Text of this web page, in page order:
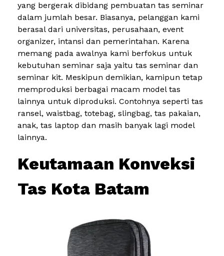
yang bergerak dibidang pembuatan tas seminar
dalam jumlah besar. Biasanya, pelanggan kami
berasal dari universitas, perusahaan, event
organizer, intansi dan pemerintahan. Karena
memang pada awalnya kami berfokus untuk
kebutuhan seminar saja yaitu tas seminar dan
seminar kit. Meskipun demikian, kamipun tetap
memproduksi berbagai macam model tas
lainnya untuk diproduksi. Contohnya seperti tas
ransel, waistbag, totebag, slingbag, tas pakaian,
anak, tas laptop dan masih banyak lagi model
lainnya.
Keutamaan Konveksi
Tas Kota Batam